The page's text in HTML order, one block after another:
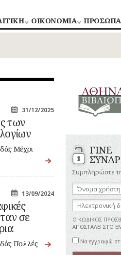
ΟΙΚΟΝΟΜΙΑ
ΒΙΟΜΗΧΑΝΙΑ
ΚΑΤΑΣΤΗΜΑΤΑ
ΟΙΚΟΝΟΜΙΚΗ
ΖΩΗ
ΤΟΥΡΙΣΜΟΣ
ΑΓΩΝΙΣΤΕΣ
ΑΝΔΡΕΣ
ΕΛΛΗΝΙΚΕΣ
ΗΘΟΠΟΙΟΙ
ΞΕΝΕΣ
ΠΟΛΙΤΙΚΟΙ
–
ΠΟΙΗΤΕΣ
31/12/2025
των
Μέχρι
13/09/2024
σε
Πολλές
ΓΙΝΕ
Συμπληρώστε
Όνομα
χρήστη:
Ηλεκτρονική
διεύθυνση:
Ο ΚΩΔΙΚΟΣ
ΑΠΟΣΤΑΛΕΙ ΣΤΟ
Να εγγραφώ